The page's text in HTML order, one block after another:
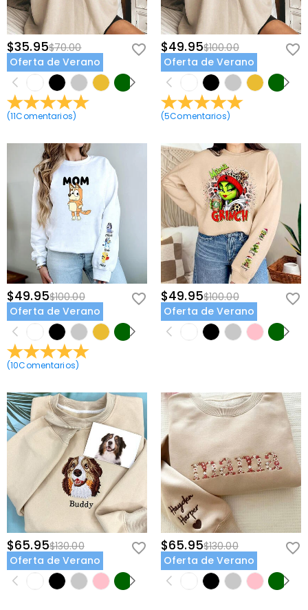
$35.95$70.00
Oferta de Verano
(11Comentarios)
$49.95$100.00
Oferta de Verano
(5Comentarios)
$49.95$100.00
Oferta de Verano
(10Comentarios)
$49.95$100.00
Oferta de Verano
$65.95$130.00
Oferta de Verano
$65.95$130.00
Oferta de Verano